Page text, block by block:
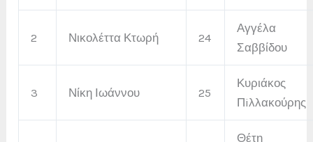
2 Νικολέττα Κτωρή 24
Αγγέλα
Σαββίδου
3 Νίκη Ιωάννου 25
Κυριάκος
Πiλλακούρης
Θέτη